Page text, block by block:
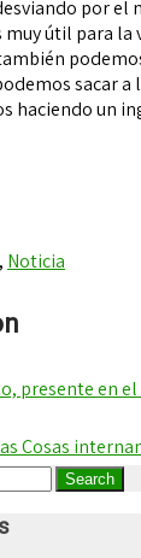
por el
muy útil para la
sacar a
haciendo un
, Noticia
presente en
Cosas